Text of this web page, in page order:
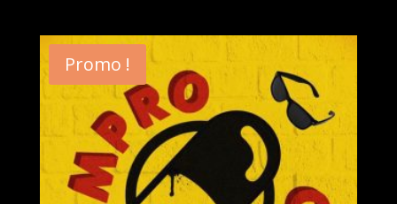
Promo !